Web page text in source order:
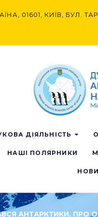
01601, КИЇВ, БУЛ.
ДІЯЛЬНІСТЬ
НАШІ ПОЛЯРНИКИ
АНТАРКТИКИ. ПРО